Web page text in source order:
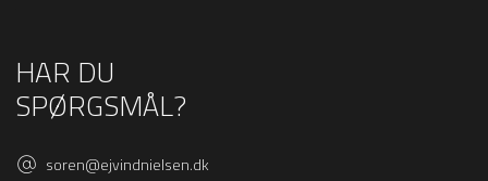
HAR DU
SPØRGSMÅL?
soren@ejvindnielsen.dk